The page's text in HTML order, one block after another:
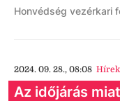
Honvédség vezérkari
2024. 09. 28., 08:08 Hírek
Az időjárás